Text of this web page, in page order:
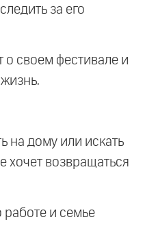
за его
о своем фестивале и
на дому или искать
хочет возвращаться
и семье